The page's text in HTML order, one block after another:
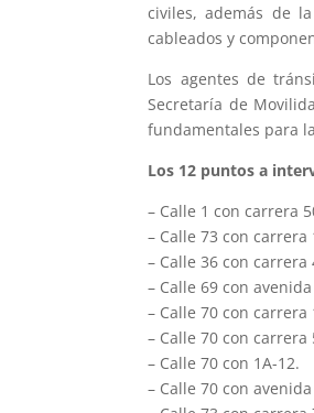
civiles, además de
cableados y
Los agentes de
Secretaría de
fundamentales para
Los 12 puntos a
– Calle 1 con carrera
– Calle 73 con carrera
– Calle 36 con carrera
– Calle 69 con
– Calle 70 con carrera
– Calle 70 con carrera
– Calle 70 con 1A-12.
– Calle 70 con